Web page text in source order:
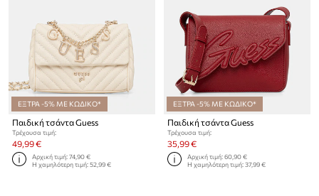
ΕΞΤΡΑ -5% ΜΕ ΚΩΔΙΚΟ*
Παιδική τσάντα Guess
Τρέχουσα τιμή:
49,99 €
Αρχική τιμή:74,90 €
Η χαμηλότερη τιμή:52,99 €
ΕΞΤΡΑ -5% ΜΕ ΚΩΔΙΚΟ*
Παιδική τσάντα Guess
Τρέχουσα τιμή:
35,99 €
Αρχική τιμή:60,90 €
Η χαμηλότερη τιμή:37,99 €